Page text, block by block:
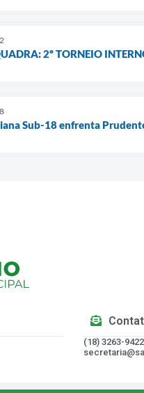
2º TORNEIO
Sub-18 enfrenta
(18) 3263-9422